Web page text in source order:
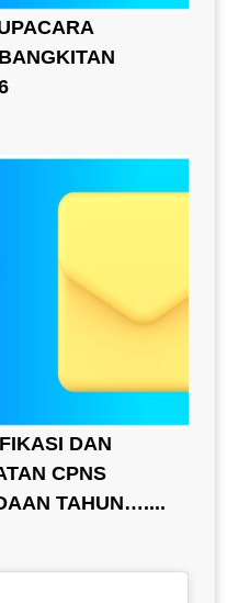
DAN
CPNS
TAHUN…....